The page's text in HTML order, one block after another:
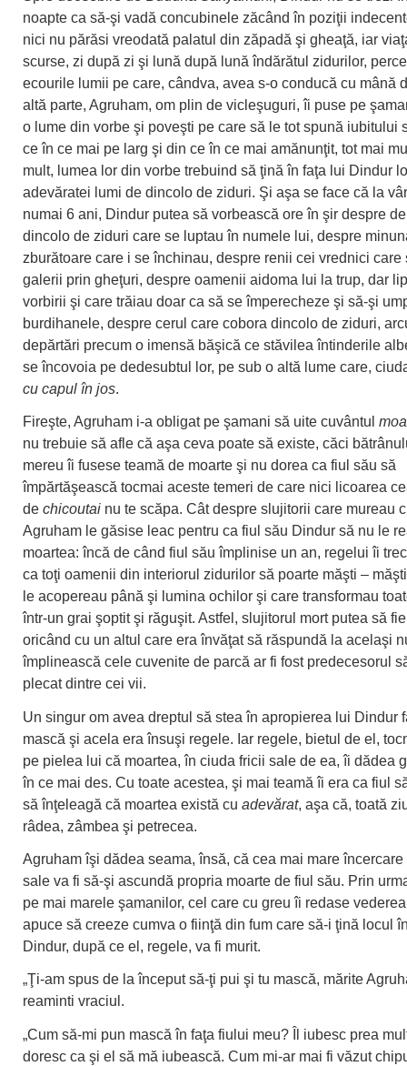
noapte ca să-şi vadă concubinele zăcând în poziţii
nici nu părăsi vreodată palatul din zăpadă şi gheaţă, iar
scurse, zi după zi şi lună după lună îndărătul zidurilor,
ecourile lumii pe care, cândva, avea s-o conducă cu mână
altă parte, Agruham, om plin de vicleşuguri, îi puse pe
o lume din vorbe şi poveşti pe care să le tot spună iubitului
ce în ce mai pe larg şi din ce în ce mai amănunţit, tot mai
mult, lumea lor din vorbe trebuind să ţină în faţa lui Dindur
adevăratei lumi de dincolo de ziduri. Şi aşa se face că la
numai 6 ani, Dindur putea să vorbească ore în şir despre
dincolo de ziduri care se luptau în numele lui, despre
zburătoare care i se închinau, despre renii cei vrednici care
galerii prin gheţuri, despre oamenii aidoma lui la trup, dar
vorbirii şi care trăiau doar ca să se împerecheze şi să-şi
burdihanele, despre cerul care cobora dincolo de ziduri,
depărtări precum o imensă băşică ce stăvilea întinderile
se încovoia pe dedesubtul lor, pe sub o altă lume care,
cu capul în jos.
Fireşte, Agruham i-a obligat pe şamani să uite cuvântul
nu trebuie să afle că aşa ceva poate să existe, căci
mereu îi fusese teamă de moarte şi nu dorea ca fiul său să
împărtăşească tocmai aceste temeri de care nici licoarea
de chicoutai nu te scăpa. Cât despre slujitorii care mureau
Agruham le găsise leac pentru ca fiul său Dindur să nu le
moartea: încă de când fiul său împlinise un an, regelui îi
ca toţi oamenii din interiorul zidurilor să poarte măşti –
le acopereau până şi lumina ochilor şi care transformau
într-un grai şoptit şi răguşit. Astfel, slujitorul mort putea să
oricând cu un altul care era învăţat să răspundă la acelaşi
împlinească cele cuvenite de parcă ar fi fost predecesorul
plecat dintre cei vii.
Un singur om avea dreptul să stea în apropierea lui Dindur
mască şi acela era însuşi regele. Iar regele, bietul de el,
pe pielea lui că moartea, în ciuda fricii sale de ea, îi dădea
în ce mai des. Cu toate acestea, şi mai teamă îi era ca fiul
să înţeleagă că moartea există cu adevărat, aşa că, toată
râdea, zâmbea şi petrecea.
Agruham îşi dădea seama, însă, că cea mai mare
sale va fi să-şi ascundă propria moarte de fiul său. Prin
pe mai marele şamanilor, cel care cu greu îi redase
apuce să creeze cumva o fiinţă din fum care să-i ţină locul
Dindur, după ce el, regele, va fi murit.
„Ţi-am spus de la început să-ţi pui şi tu mască, mărite
reaminti vraciul.
„Cum să-mi pun mască în faţa fiului meu? Îl iubesc prea
doresc ca şi el să mă iubească. Cum mi-ar mai fi văzut